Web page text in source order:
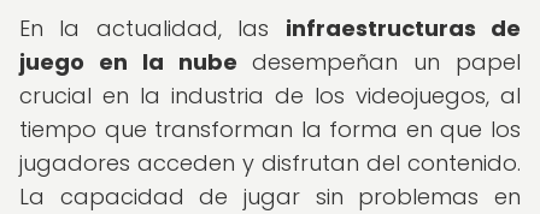
En la actualidad, las infraestructuras de
juego en la nube desempeñan un papel
crucial en la industria de los videojuegos, al
tiempo que transforman la forma en que los
jugadores acceden y disfrutan del contenido.
La capacidad de jugar sin problemas en